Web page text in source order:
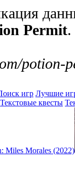
Permit.
potion-
игр Лучшие
Текстовые квесты
Miles Morales (2022)